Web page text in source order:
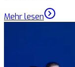
Mehr lesen